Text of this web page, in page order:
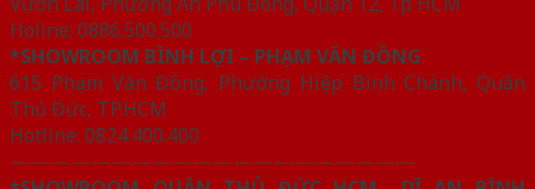
Holine: 0886.500.500
*SHOWROOM BÌNH LỢI – PHẠM VĂN ĐỒNG
615 Phạm Văn Đồng, Phường Hiệp Bình Chánh, Quận
Thủ Đức, TP.HCM
Hotline: 0824.400.400
————————————————————